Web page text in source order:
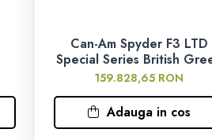
Can-Am Spyder F3 LTD
Special Series British
159.828,65 RON
Adauga in cos